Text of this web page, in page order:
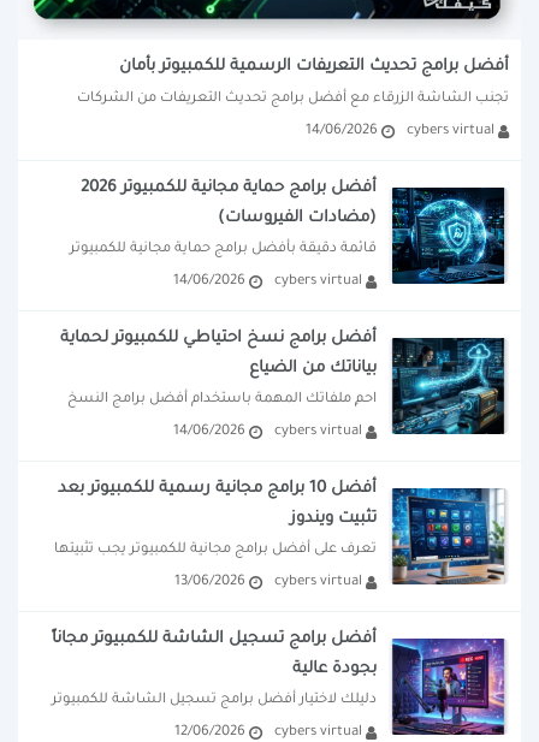
أفضل برامج تحديث التعريفات الرسمية للكمبيوتر بأمان
المصنعة كإنتل وإنفيديا. طرق...
cybers virtual
14/06/2026
أفضل برامج حماية مجانية للكمبيوتر 2026
(مضادات الفيروسات)
قائمة دقيقة بأفضل برامج حماية مجانية للكمبيوتر
cybers virtual
14/06/2026
أفضل برامج نسخ احتياطي للكمبيوتر لحماية
بياناتك من الضياع
cybers virtual
14/06/2026
أفضل 10 برامج مجانية رسمية للكمبيوتر بعد
تثبيت ويندوز
بعد ويندوز الجديد. قائمة شاملة ببرامج...
cybers virtual
13/06/2026
أفضل برامج تسجيل الشاشة للكمبيوتر مجاناً
بجودة عالية
دليلك لاختيار أفضل برامج تسجيل الشاشة للكمبيوتر
cybers virtual
12/06/2026